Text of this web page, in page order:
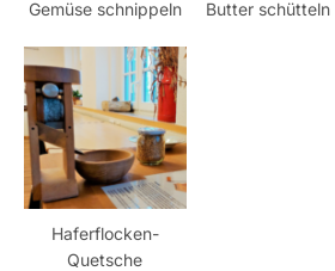
Gemüse schnippeln Butter schütteln
Haferflocken-
Quetsche